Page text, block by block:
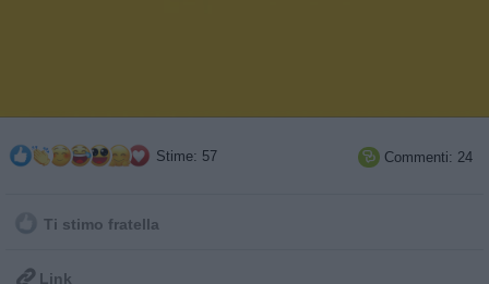
Stime: 57  Commenti: 24
Ti stimo fratella
 Link